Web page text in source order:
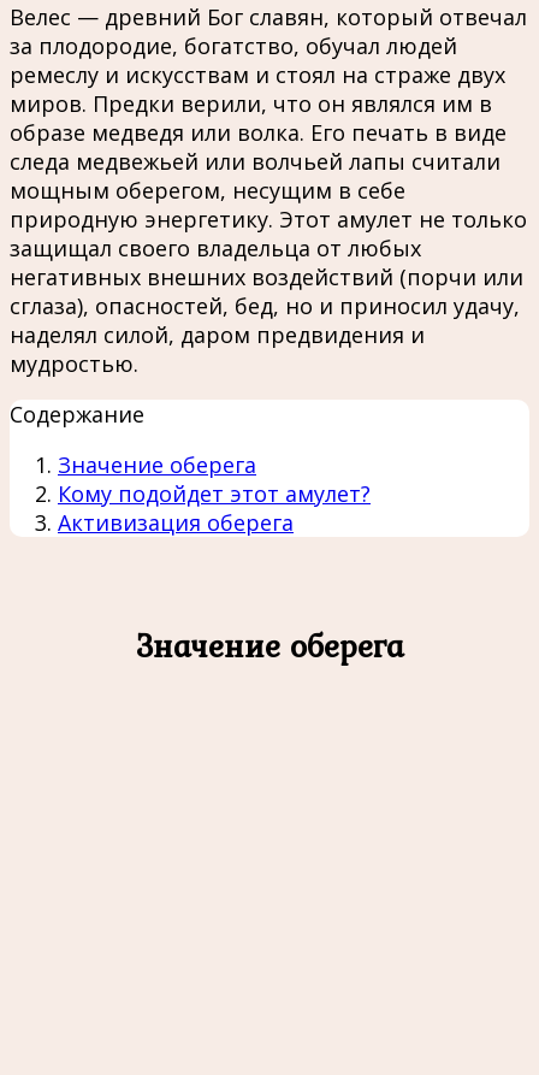
Велес — древний Бог славян, который отвечал
за плодородие, богатство, обучал людей
ремеслу и искусствам и стоял на страже двух
миров. Предки верили, что он являлся им в
образе медведя или волка. Его печать в виде
следа медвежьей или волчьей лапы считали
мощным оберегом, несущим в себе
природную энергетику. Этот амулет не только
защищал своего владельца от любых
негативных внешних воздействий (порчи или
сглаза), опасностей, бед, но и приносил удачу,
наделял силой, даром предвидения и
мудростью.
Содержание
Значение оберега
Кому подойдет этот амулет?
Активизация оберега
Значение оберега